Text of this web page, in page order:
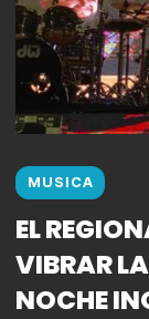
MUSICA
EL
VIBRAR
NOCHE